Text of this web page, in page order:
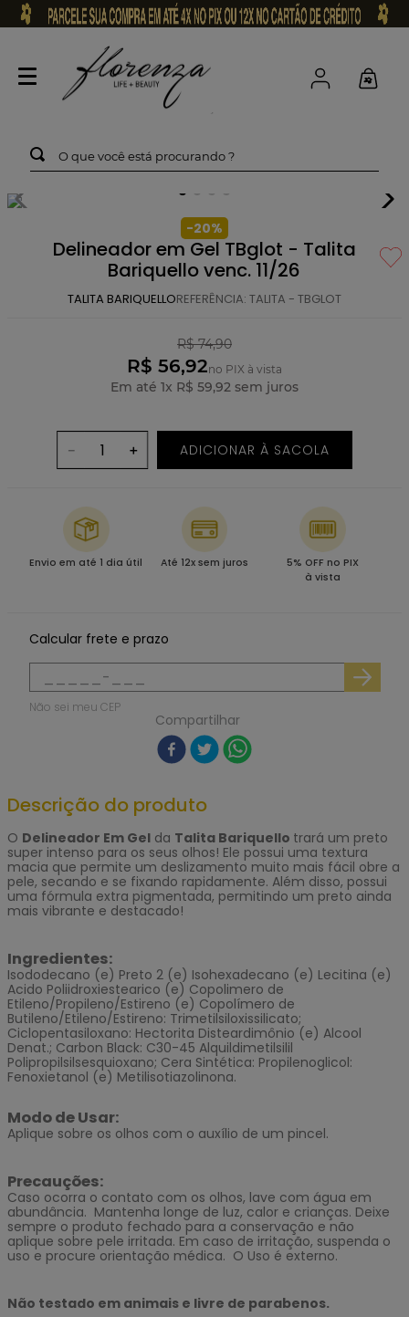
O que você está procurando ?
-20%
Delineador em Gel TBglot - Talita
Bariquello venc. 11/26
TALITA BARIQUELLOREFERÊNCIA: TALITA - TBGLOT
R$ 74,90
R$ 56,92no PIX à vista
Em até 1x R$ 59,92 sem juros
＋
－ ADICIONAR À SACOLA
Envio em até 1 dia útil Até 12x sem juros
5% OFF no PIX
à vista
Calcular frete e prazo
Não sei meu CEP
Compartilhar
Descrição do produto
O Delineador Em Gel da Talita Bariquello trará um preto
super intenso para os seus olhos! Ele possui uma textura
macia que permite um deslizamento muito mais fácil obre a
pele, secando e se fixando rapidamente. Além disso, possui
uma fórmula extra pigmentada, permitindo um preto ainda
mais vibrante e destacado!
Ingredientes:
Isododecano (e) Preto 2 (e) Isohexadecano (e) Lecitina (e)
Acido Poliidroxiestearico (e) Copolimero de
Etileno/Propileno/Estireno (e) Copolímero de
Butileno/Etileno/Estireno: Trimetilsiloxissilicato;
Ciclopentasiloxano: Hectorita Disteardimônio (e) Alcool
Denat.; Carbon Black: C30-45 Alquildimetilsilil
Polipropilsilsesquioxano; Cera Sintética: Propilenoglicol:
Fenoxietanol (e) Metilisotiazolinona.
Modo de Usar:
Aplique sobre os olhos com o auxílio de um pincel.
Precauções:
Caso ocorra o contato com os olhos, lave com água em
abundância. Mantenha longe de luz, calor e crianças. Deixe
sempre o produto fechado para a conservação e não
aplique sobre pele irritada. Em caso de irritação, suspenda o
uso e procure orientação médica. O Uso é externo.
Não testado em animais e livre de parabenos.